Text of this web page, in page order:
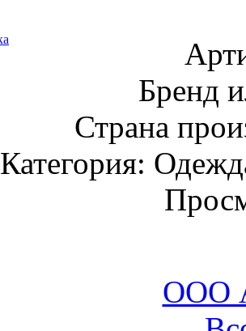
Бренд
Страна
Категория:
ООО